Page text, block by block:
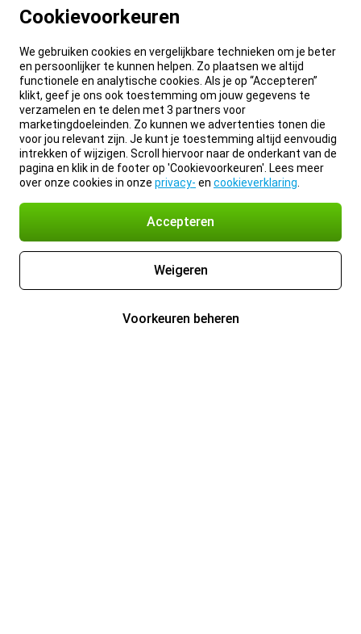
Cookievoorkeuren
We gebruiken cookies en vergelijkbare technieken om je beter
en persoonlijker te kunnen helpen. Zo plaatsen we altijd
functionele en analytische cookies. Als je op “Accepteren”
klikt, geef je ons ook toestemming om jouw gegevens te
verzamelen en te delen met 3 partners voor
marketingdoeleinden. Zo kunnen we advertenties tonen die
voor jou relevant zijn. Je kunt je toestemming altijd eenvoudig
intrekken of wijzigen. Scroll hiervoor naar de onderkant van de
pagina en klik in de footer op 'Cookievoorkeuren'. Lees meer
over onze cookies in onze privacy- en cookieverklaring
Accepteren
Weigeren
Voorkeuren beheren